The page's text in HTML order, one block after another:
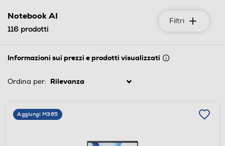
Filtri
Notebook AI
116 prodotti
Informazioni sui prezzi e prodotti visualizzati
Ordina per:
Aggiungi M365